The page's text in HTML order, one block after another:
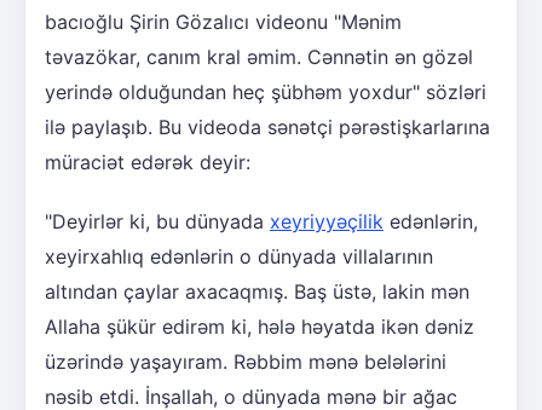
bacıoğlu Şirin Gözalıcı videonu "Mənim
təvazökar, canım kral əmim. Cənnətin ən gözəl
yerində olduğundan heç şübhəm yoxdur" sözləri
ilə paylaşıb. Bu videoda sənətçi pərəstişkarlarına
müraciət edərək deyir:
"Deyirlər ki, bu dünyada xeyriyyəçilik edənlərin,
xeyirxahlıq edənlərin o dünyada villalarının
altından çaylar axacaqmış. Baş üstə, lakin mən
Allaha şükür edirəm ki, hələ həyatda ikən dəniz
üzərində yaşayıram. Rəbbim mənə belələrini
nəsib etdi. İnşallah, o dünyada mənə bir ağac